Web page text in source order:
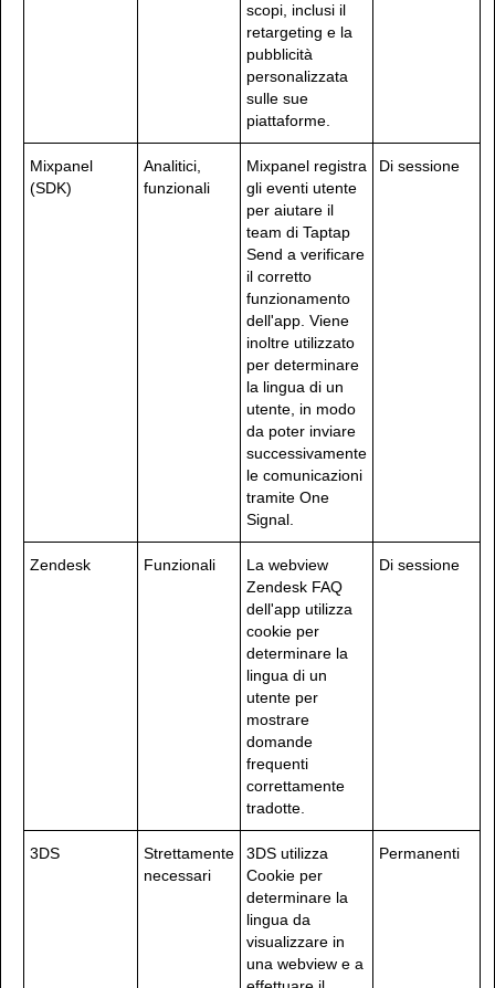
scopi, inclusi il
retargeting e la
pubblicità
personalizzata
sulle sue
piattaforme.
Mixpanel
(SDK)
Analitici,
funzionali
Mixpanel registra
gli eventi utente
per aiutare il
team di Taptap
Send a verificare
il corretto
funzionamento
dell'app. Viene
inoltre utilizzato
per determinare
la lingua di un
utente, in modo
da poter inviare
successivamente
le comunicazioni
tramite One
Signal.
Di sessione
Zendesk Funzionali
La webview
Zendesk FAQ
dell'app utilizza
cookie per
determinare la
lingua di un
utente per
mostrare
domande
frequenti
correttamente
tradotte.
Di sessione
3DS
Strettamente
necessari
3DS utilizza
Cookie per
determinare la
lingua da
visualizzare in
una webview e a
Permanenti